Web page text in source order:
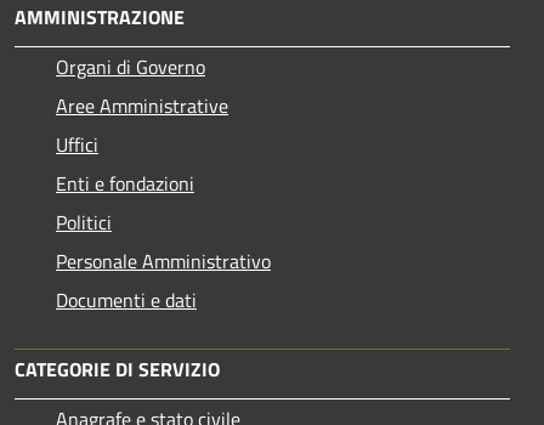
AMMINISTRAZIONE
Organi di Governo
Aree Amministrative
Uffici
Enti e fondazioni
Politici
Personale Amministrativo
Documenti e dati
CATEGORIE DI SERVIZIO
Anagrafe e stato civile